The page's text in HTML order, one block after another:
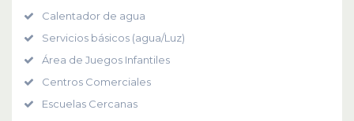
Calentador de agua
Servicios básicos (agua/Luz)
Área de Juegos Infantiles
Centros Comerciales
Escuelas Cercanas